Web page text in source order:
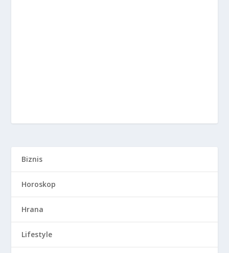
Biznis
Horoskop
Hrana
Lifestyle